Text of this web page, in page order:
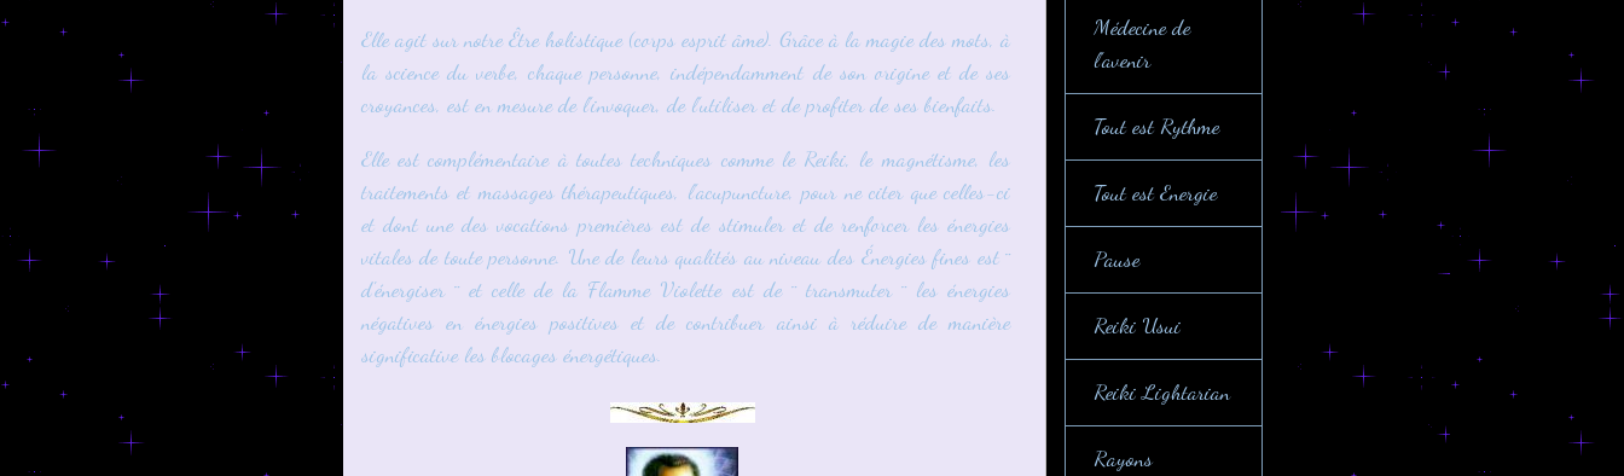
Elle agit sur notre Être holistique (corps esprit âme). Grâce à la magie des mots, à
la science du verbe, chaque personne, indépendamment de son origine et de ses
croyances, est en mesure de l'invoquer, de l'utiliser et de profiter de ses bienfaits.
Elle est complémentaire à toutes techniques comme le Reiki, le magnétisme, les
traitements et massages thérapeutiques, l'acupuncture, pour ne citer que celles-ci
et dont une des vocations premières est de stimuler et de renforcer les énergies
vitales de toute personne. Une de leurs qualités au niveau des Énergies fines est ¨
d'énergiser ¨ et celle de la Flamme Violette est de ¨ transmuter ¨ les énergies
négatives en énergies positives et de contribuer ainsi à réduire de manière
significative les blocages énergétiques.
Médecine de
l'avenir
Tout est Rythme
Tout est Energie
Pause
Reiki Usui
Reiki Lightarian
Rayons